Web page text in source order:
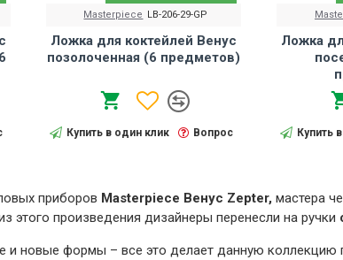
приборов Masterpiece Венус Zepter, мастера
этого произведения дизайнеры перенесли на ручки
и новые формы – все это делает данную коллекцию
Masterpiece LB-206-29-GP
Ложка для коктейлей Венус
позолоченная (6 предметов)
Купить в один клик Вопрос
Ложка
Купить